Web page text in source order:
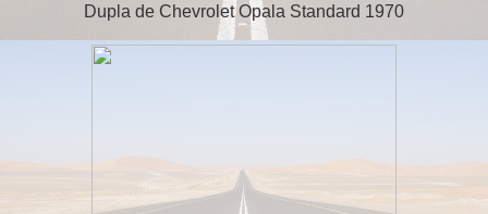
Dupla de Chevrolet Opala Standard 1970